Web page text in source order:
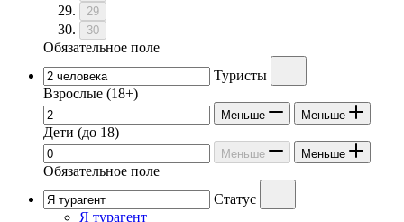
29
30
Обязательное поле
Туристы
Взрослые (18+)
Меньше Меньше
Дети (до 18)
Меньше Меньше
Обязательное поле
Статус
Я турагент